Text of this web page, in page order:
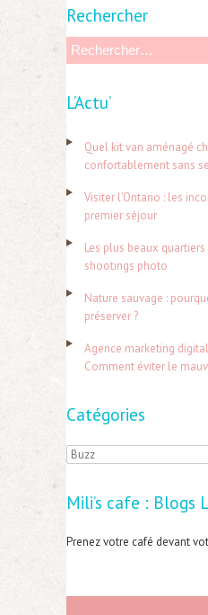
Rechercher
h
r
:
L’Actu’
Quel kit van aménagé
confortablement sans
Visiter l’Ontario : les
premier séjour
Les plus beaux
shootings photo
Nature sauvage :
préserver ?
Agence marketing
Comment éviter le
Catégories
C
t
é
o
Mili’s cafe : Blogs
Prenez votre café devant